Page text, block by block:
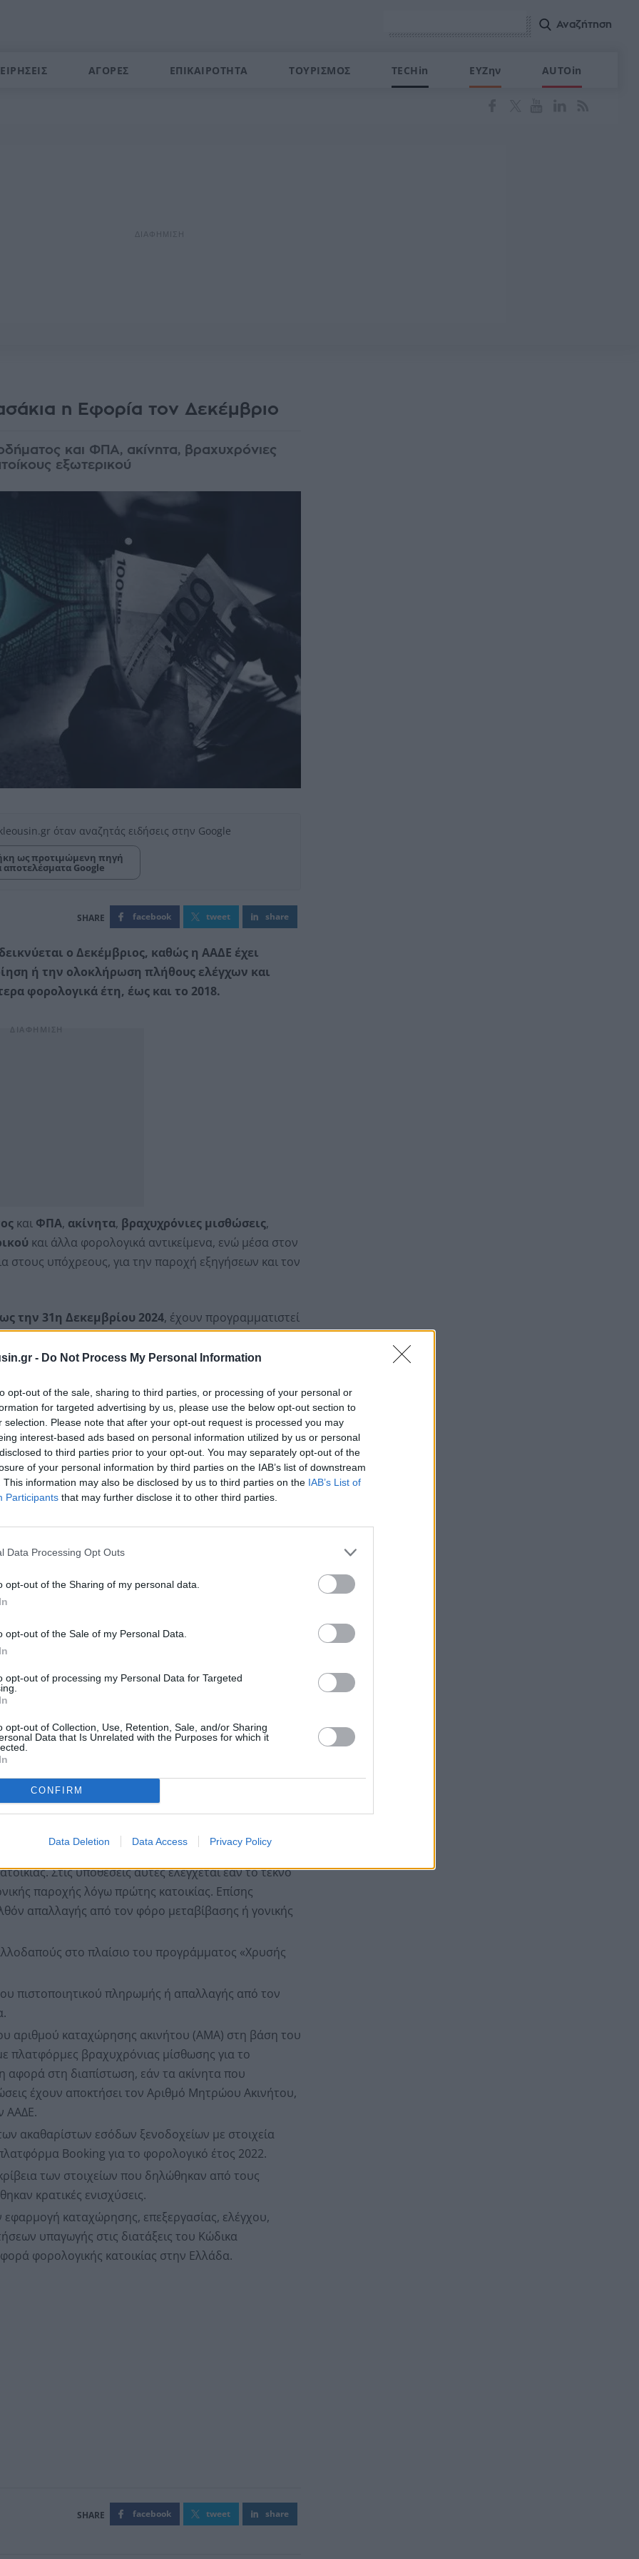
- Do Not Process My Personal Information
opt-out of the sale, sharing to third parties, or processing of your personal or
for targeted advertising by us, please use the below opt-out section to
selection. Please note that after your opt-out request is processed you may
interest-based ads based on personal information utilized by us or personal
to third parties prior to your opt-out. You may separately opt-out of the
of your personal information by third parties on the IAB’s list of downstream
This information may also be disclosed by us to third parties on the IAB’s List of
Participants that may further disclose it to other third parties.
Data Processing Opt Outs
opt-out of the Sharing of my personal data.
opt-out of the Sale of my Personal Data.
opt-out of processing my Personal Data for Targeted
opt-out of Collection, Use, Retention, Sale, and/or Sharing
Data that Is Unrelated with the Purposes for which it
CONFIRM
Data Deletion Data Access Privacy Policy
ΑΓΟΡΕΣ ΕΠΙΚΑΙΡΟΤΗΤΑ ΤΟΥΡΙΣΜΟΣ TECHin ΕΥΖην AUTOin
η Εφορία τον Δεκέμβριο
και ΦΠΑ, ακίνητα, βραχυχρόνιες
εξωτερικού
όταν αναζητάς ειδήσεις στην Google
ως προτιμώμενη πηγή
αποτελέσματα Google
facebook tweet share
ο Δεκέμβριος, καθώς η ΑΑΔΕ έχει
ή την ολοκλήρωση πλήθους ελέγχων και
φορολογικά έτη, έως και το 2018.
και ΦΠΑ, ακίνητα, βραχυχρόνιες μισθώσεις,
και άλλα φορολογικά αντικείμενα, ενώ μέσα στον
στους υπόχρεους, για την παροχή εξηγήσεων και τον
την 31η Δεκεμβρίου 2024, έχουν προγραμματιστεί
Φυσικών Προσώπων του έτους 2020, με τη
ότι εντός του Νοεμβρίου ελέγχθηκαν οι
τον Ιούνιο του 2025 θα ελεγχθούν οι δηλώσεις
για τον έλεγχο των μηδενικών δηλώσεων ΦΠΑ για
με όσα στοιχεία έχει στη διάθεσή της η ΑΑΔΕ,
υπέβαλαν μηδενικές δηλώσεις ΦΠΑ το φορολογικό
όπως προκύπτει από άλλες πηγές.
δηλώσεων Ε9, Νομικών Προσώπων, ή
δράσεων συμμόρφωσης, μέχρι
ακινήτων, που πραγματοποιήθηκαν εντός του
περιπτώσεις φορολογίας μεταβίβασης με
Στις υποθέσεις αυτές ελέγχεται εάν το τέκνο
παροχής λόγω πρώτης κατοικίας. Επίσης
απαλλαγής από τον φόρο μεταβίβασης ή γονικής
στο πλαίσιο του προγράμματος «Χρυσής
πιστοποιητικού πληρωμής ή απαλλαγής από τον
αριθμού καταχώρησης ακινήτου (ΑΜΑ) στη βάση του
πλατφόρμες βραχυχρόνιας μίσθωσης για το
αφορά στη διαπίστωση, εάν τα ακίνητα που
έχουν αποκτήσει τον Αριθμό Μητρώου Ακινήτου,
ΑΑΔΕ.
ακαθαρίστων εσόδων ξενοδοχείων με στοιχεία
Booking για το φορολογικό έτος 2022.
των στοιχείων που δηλώθηκαν από τους
κρατικές ενισχύσεις.
καταχώρησης, επεξεργασίας, ελέγχου,
υπαγωγής στις διατάξεις του Κώδικα
φορολογικής κατοικίας στην Ελλάδα.
facebook tweet share